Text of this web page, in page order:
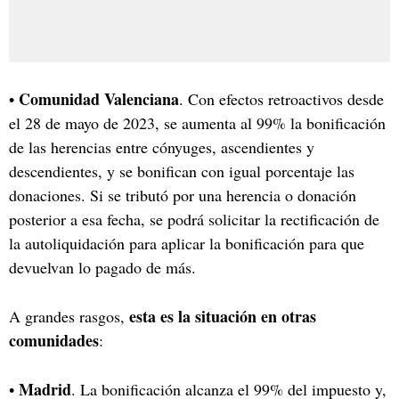
• Comunidad Valenciana. Con efectos retroactivos desde
el 28 de mayo de 2023, se aumenta al 99% la bonificación
de las herencias entre cónyuges, ascendientes y
descendientes, y se bonifican con igual porcentaje las
donaciones. Si se tributó por una herencia o donación
posterior a esa fecha, se podrá solicitar la rectificación de
la autoliquidación para aplicar la bonificación para que
devuelvan lo pagado de más.
A grandes rasgos, esta es la situación en otras
comunidades:
• Madrid. La bonificación alcanza el 99% del impuesto y,